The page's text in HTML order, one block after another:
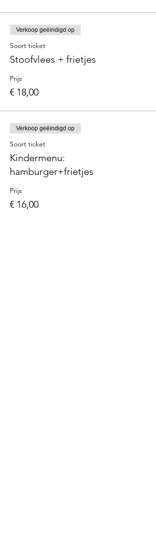
Verkoop geëindigd op
Soort ticket
Stoofvlees + frietjes
Prijs
€ 18,00
Verkoop geëindigd op
Soort ticket
Kindermenu:
hamburger+frietjes
Prijs
€ 16,00